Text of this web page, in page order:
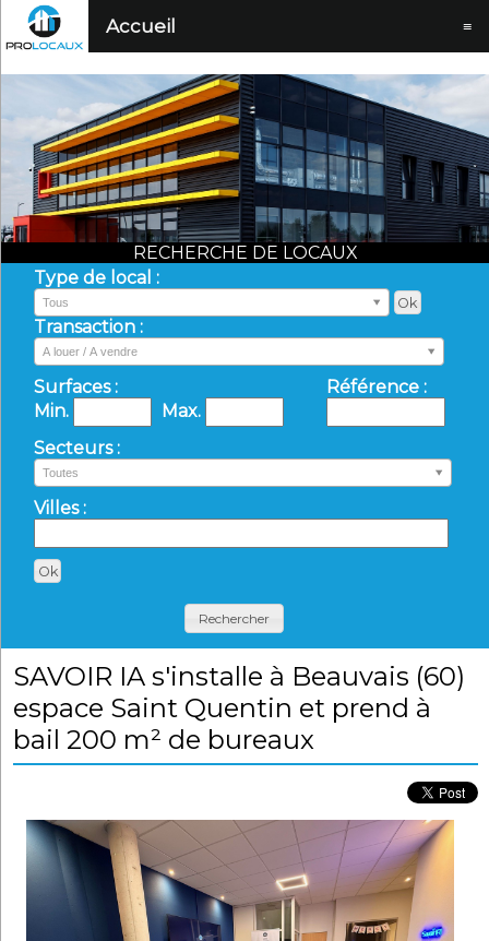
Accueil ≡
RECHERCHE DE LOCAUX
Type de local :
Tous
Transaction :
A louer / A vendre
Surfaces :
Min.
Max.
Référence :
Secteurs :
Toutes
Villes :
Rechercher
SAVOIR IA s'installe à Beauvais (60)
espace Saint Quentin et prend à
bail 200 m² de bureaux